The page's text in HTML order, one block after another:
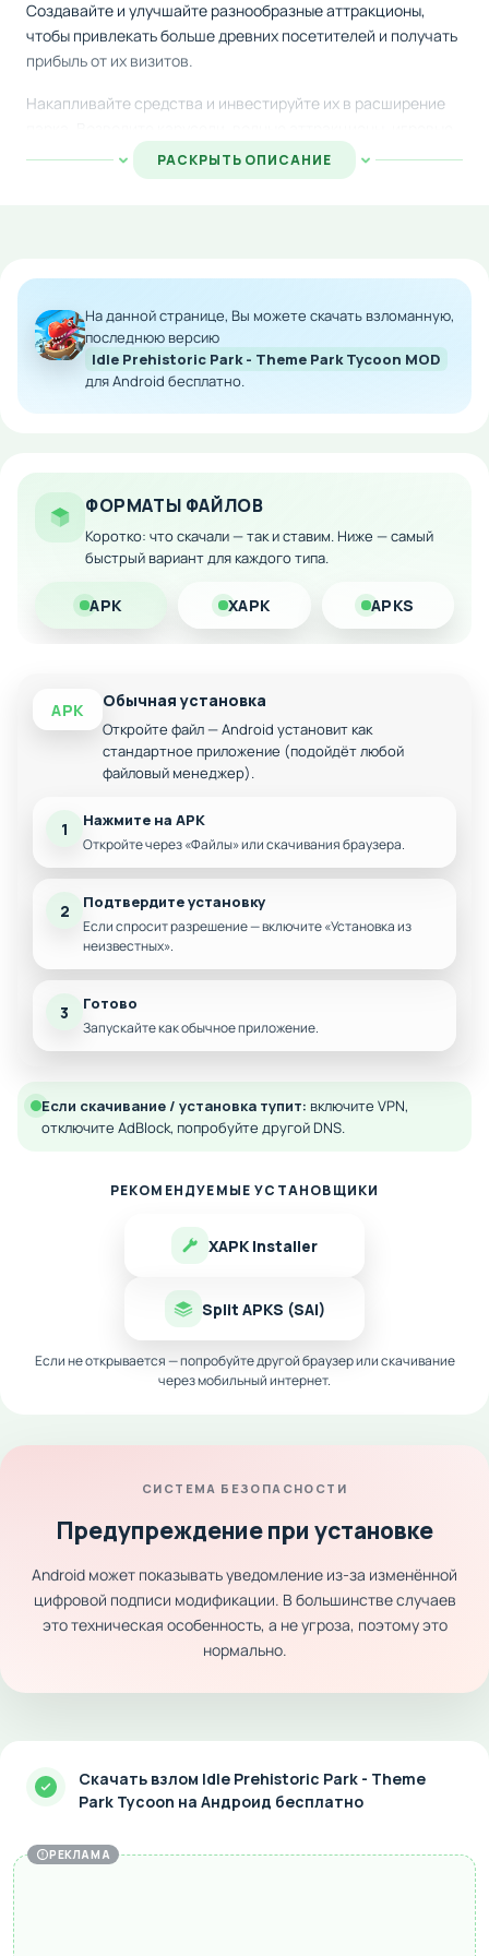
Создавайте и улучшайте разнообразные аттракционы,
чтобы привлекать больше древних посетителей и получать
прибыль от их визитов.
Накапливайте средства и инвестируйте их в расширение
зоны и другие сооружения, которые сделают ваш парк
самым популярным в регионе. Откройте для себя соседние
ограничений. Создавайте империю в доисторическом
мире и наслаждайтесь геймплеем без забот о нехватке
Особенности мода:
Постройка многочисленных аттракционов и
объектов
Исследование и освоение новых островов
центром
Пассивный заработок от посетителей
РАСКРЫТЬ ОПИСАНИЕ
На данной странице, Вы можете скачать взломанную,
последнюю версию
Idle Prehistoric Park - Theme Park Tycoon MOD
для Android бесплатно.
ФОРМАТЫ ФАЙЛОВ
Коротко: что скачали — так и ставим. Ниже — самый
быстрый вариант для каждого типа.
APK XAPK APKS
APK Обычная установка
Откройте файл — Android установит как
стандартное приложение (подойдёт любой
файловый менеджер).
1 Нажмите на APK
Откройте через «Файлы» или скачивания браузера.
2 Подтвердите установку
Если спросит разрешение — включите «Установка из
неизвестных».
3 Готово
Запускайте как обычное приложение.
Если скачивание / установка тупит: включите VPN,
отключите AdBlock, попробуйте другой DNS.
РЕКОМЕНДУЕМЫЕ УСТАНОВЩИКИ
XAPK Installer
Split APKS (SAI)
Если не открывается — попробуйте другой браузер или скачивание
через мобильный интернет.
СИСТЕМА БЕЗОПАСНОСТИ
Предупреждение при установке
Android может показывать уведомление из-за изменённой
цифровой подписи модификации. В большинстве случаев
это техническая особенность, а не угроза, поэтому это
нормально.
Скачать взлом Idle Prehistoric Park - Theme
Park Tycoon на Андроид бесплатно
РЕКЛАМА